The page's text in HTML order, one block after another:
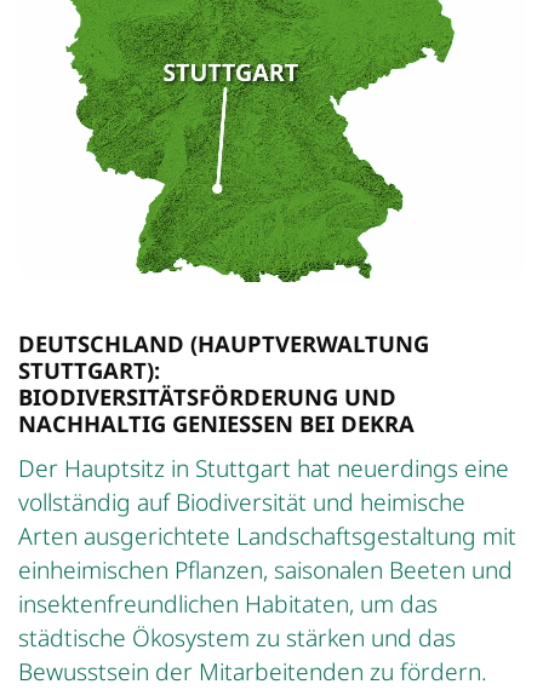
DEUTSCHLAND (HAUPTVERWALTUNG
STUTTGART):
BIODIVERSITÄTSFÖRDERUNG UND
NACHHALTIG GENIESSEN BEI DEKRA
Der Hauptsitz in Stuttgart hat neuerdings eine
vollständig auf Biodiversität und heimische
Arten ausgerichtete Landschaftsgestaltung mit
einheimischen Pflanzen, saisonalen Beeten und
insektenfreundlichen Habitaten, um das
städtische Ökosystem zu stärken und das
Bewusstsein der Mitarbeitenden zu fördern.